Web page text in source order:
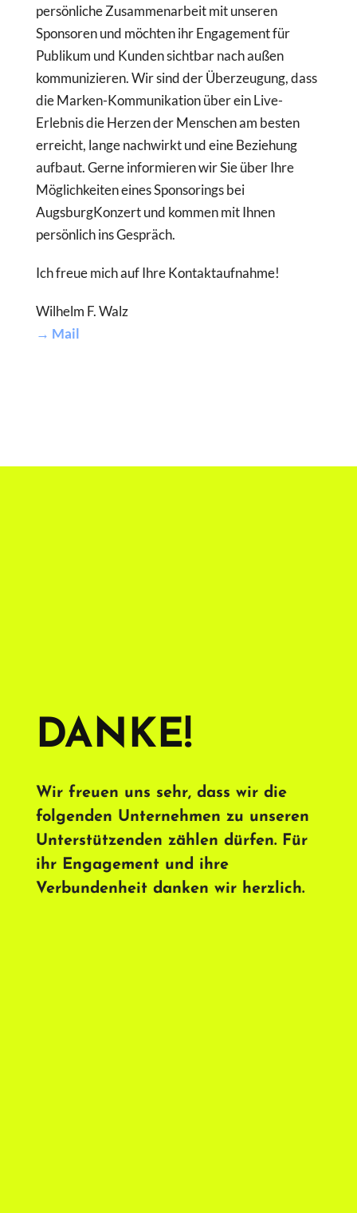
persönliche Zusammenarbeit mit unseren
Sponsoren und möchten ihr Engagement für
Publikum und Kunden sichtbar nach außen
kommunizieren. Wir sind der Überzeugung, dass
die Marken-Kommunikation über ein Live-
Erlebnis die Herzen der Menschen am besten
erreicht, lange nachwirkt und eine Beziehung
aufbaut. Gerne informieren wir Sie über Ihre
Möglichkeiten eines Sponsorings bei
AugsburgKonzert und kommen mit Ihnen
persönlich ins Gespräch.
Ich freue mich auf Ihre Kontaktaufnahme!
Wilhelm F. Walz
→ Mail
DANKE!
Wir freuen uns sehr, dass wir die
folgenden Unternehmen zu unseren
Unterstützenden zählen dürfen. Für
ihr Engagement und ihre
Verbundenheit danken wir herzlich.